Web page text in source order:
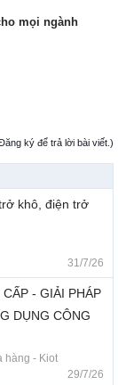
mọi ngành
ký để trả lời bài viết.)
khô, điện trở
31/7/26
- GIẢI PHÁP
DỤNG CÔNG
hàng - Kiot
29/7/26